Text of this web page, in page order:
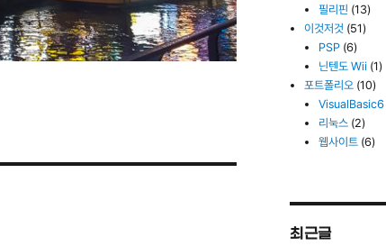
필리핀 (13)
이것저것 (51)
PSP (6)
닌텐도 Wii (1)
포트폴리오 (10)
VisualBasic6
리눅스 (2)
웹사이트 (6)
최근글